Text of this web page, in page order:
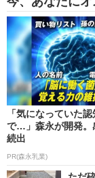
「気になっていた
で…」森永が開発。
続出
PR(森永乳業)